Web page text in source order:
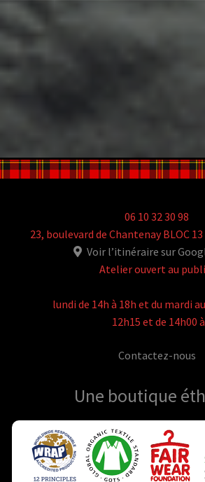
06 10 32 30 98
23, boulevard de Chantenay BLOC 13
Voir l’itinéraire sur
Atelier ouvert au
lundi de 14h à 18h et du mardi
12h15 et de 14h00
Contactez-nous
Une boutique